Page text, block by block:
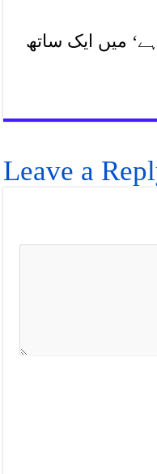
میں ایک ساتھ
Leave a